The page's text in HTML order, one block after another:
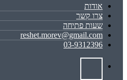
אודות
צרו קשר
שעות פתיחה
reshet.morev@gmail.com
03-9312396